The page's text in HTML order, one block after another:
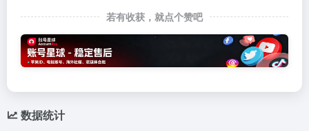
若有收获，就点个赞吧
数据统计